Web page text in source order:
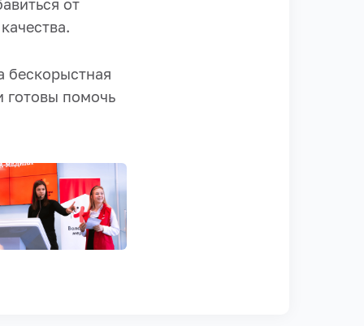
от
бескорыстная
готовы помочь